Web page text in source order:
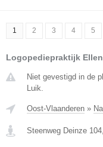
1 2 3 4 5
Logopediepraktijk
Niet gevestigd in de
Luik.
Oost-Vlaanderen »
Steenweg Deinze 104,